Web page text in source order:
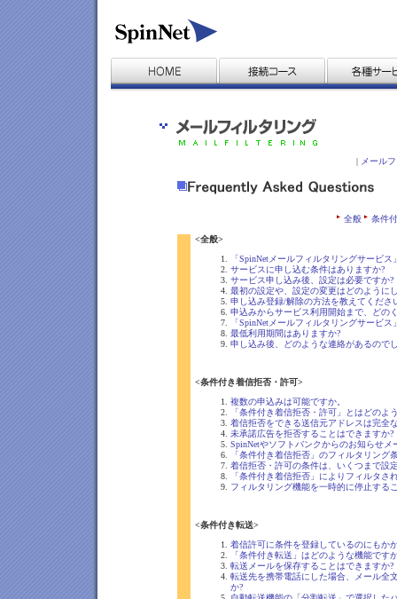
| メール
全般 条件
<全般>
「SpinNetメールフィルタリングサービ
サービスに申し込む条件はありますか?
サービス申し込み後、設定は必要ですか?
最初の設定や、設定の変更はどのように
申し込み登録/解除の方法を教えてくださ
申込みからサービス利用開始まで、どの
「SpinNetメールフィルタリングサービ
最低利用期間はありますか?
申し込み後、どのような連絡があるので
<条件付き着信拒否・許可>
複数の申込みは可能ですか。
「条件付き着信拒否・許可」とはどのよ
着信拒否をできる送信元アドレスは完全
未承諾広告を拒否することはできますか?
SpinNetやソフトバンクからのお知らせメ
「条件付き着信拒否」のフィルタリング
着信拒否・許可の条件は、いくつまで設
「条件付き着信拒否」によりフィルタさ
フィルタリング機能を一時的に停止する
<条件付き転送>
着信許可に条件を登録しているのにもか
「条件付き転送」はどのような機能です
転送メールを保存することはできますか?
転送先を携帯電話にした場合、メール全
か?